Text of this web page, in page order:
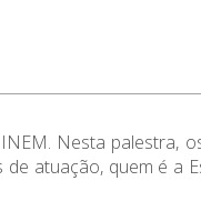
Nesta palestra,
atuação, quem é a